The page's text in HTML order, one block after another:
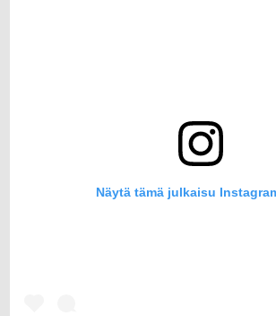
Näytä tämä julkaisu